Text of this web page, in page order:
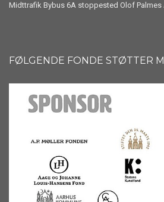
Midttrafik Bybus 6A stoppested Olof Palmes
FØLGENDE FONDE STØTTER